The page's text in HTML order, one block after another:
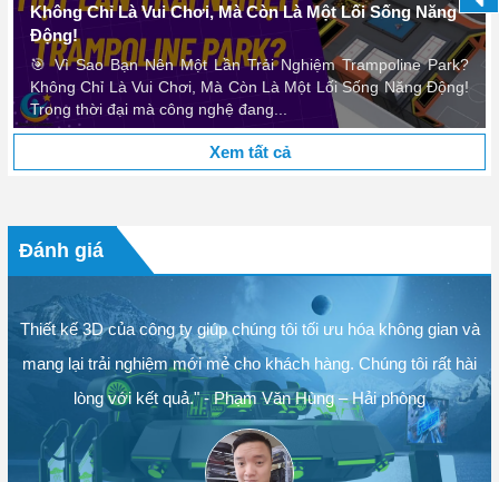
Không Chỉ Là Vui Chơi, Mà Còn Là Một Lối Sống Năng
Động!
🎯 Vì Sao Bạn Nên Một Lần Trải Nghiệm Trampoline Park?
Không Chỉ Là Vui Chơi, Mà Còn Là Một Lối Sống Năng Động!
Trong thời đại mà công nghệ đang...
Xem tất cả
Đánh giá
Thiết kế 3D của công ty giúp chúng tôi tối ưu hóa không gian và
mang lại trải nghiệm mới mẻ cho khách hàng. Chúng tôi rất hài
lòng với kết quả." - Phạm Văn Hùng – Hải phòng